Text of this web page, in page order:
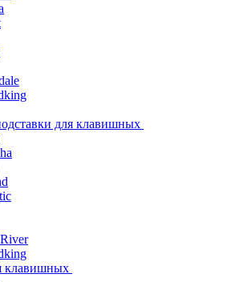
для клавишных
клавишных